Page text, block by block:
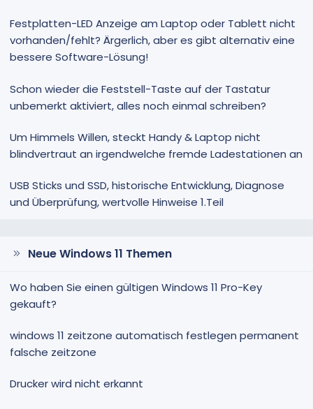
Festplatten-LED Anzeige am Laptop oder Tablett nicht
vorhanden/fehlt? Ärgerlich, aber es gibt alternativ eine
bessere Software-Lösung!
Schon wieder die Feststell-Taste auf der Tastatur
unbemerkt aktiviert, alles noch einmal schreiben?
Um Himmels Willen, steckt Handy & Laptop nicht
blindvertraut an irgendwelche fremde Ladestationen an
USB Sticks und SSD, historische Entwicklung, Diagnose
und Überprüfung, wertvolle Hinweise 1.Teil
Neue Windows 11 Themen
Wo haben Sie einen gültigen Windows 11 Pro-Key
gekauft?
windows 11 zeitzone automatisch festlegen permanent
falsche zeitzone
Drucker wird nicht erkannt